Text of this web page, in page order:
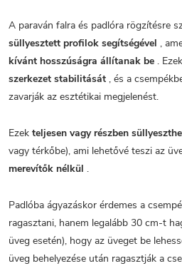
A paraván falra és padlóra rögzítésre
süllyesztett profilok segítségével ,
kívánt hosszúságra állítanak be . Ezek
szerkezet stabilitását , és a
zavarják az esztétikai megjelenést.
Ezek teljesen vagy részben
vagy térkőbe), ami lehetővé teszi az
merevítők nélkül .
Padlóba ágyazáskor érdemes a
ragasztani, hanem legalább 30 cm-t
üveg esetén), hogy az üveget be
üveg behelyezése után ragasztják a